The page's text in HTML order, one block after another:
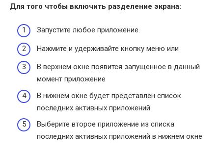
Для того чтобы включить разделение экрана:
Запустите любое приложение.
Нажмите и удерживайте кнопку меню или
В верхнем окне появится запущенное в данный
момент приложение
В нижнем окне будет представлен список
последних активных приложений
Выберите второе приложение из списка
последних активных приложений в нижнем окне